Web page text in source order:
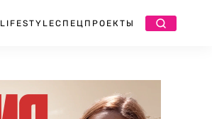
LIFESTYLEСПЕЦПРОЕКТЫ